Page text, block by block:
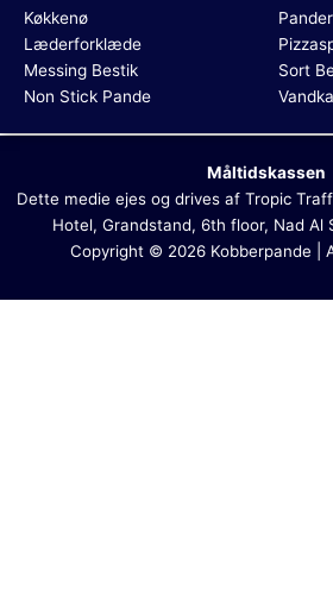
Køkkenø
Læderforklæde
Messing Bestik
Non Stick Pande
Sort
Måltidskassen
Dette medie ejes og drives af Tropic
Hotel, Grandstand, 6th floor, Nad Al
Copyright © 2026 Kobberpande |